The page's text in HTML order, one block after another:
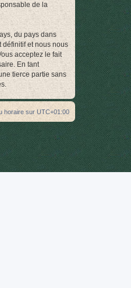
de la
du pays dans
définitif et nous nous
acceptez le fait
En tant
tierce partie sans
horaire sur UTC+01:00